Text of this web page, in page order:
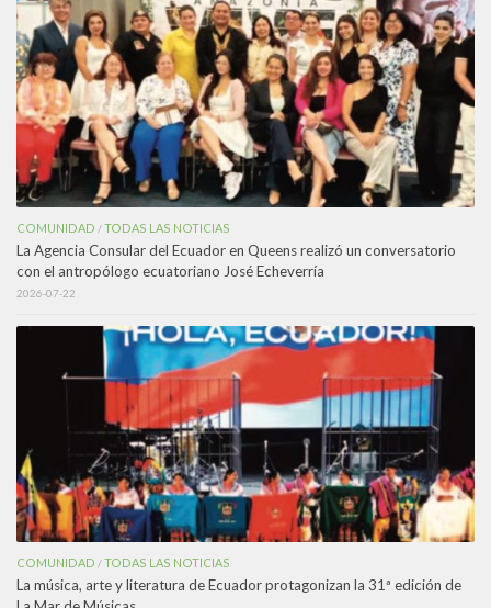
COMUNIDAD /TODAS LAS NOTICIAS
La Agencia Consular del Ecuador en Queens realizó un conversatorio
con el antropólogo ecuatoriano José Echeverría
2026-07-22
COMUNIDAD /TODAS LAS NOTICIAS
La música, arte y literatura de Ecuador protagonizan la 31ª edición de